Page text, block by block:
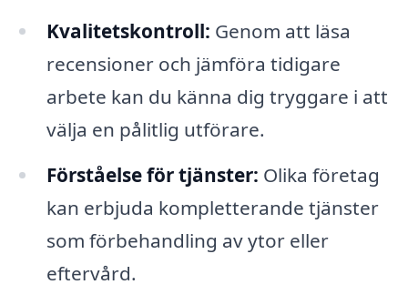
Kvalitetskontroll: Genom att läsa
recensioner och jämföra tidigare
arbete kan du känna dig tryggare i att
välja en pålitlig utförare.
Förståelse för tjänster: Olika företag
kan erbjuda kompletterande tjänster
som förbehandling av ytor eller
eftervård.